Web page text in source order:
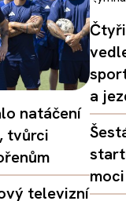
natáčení
tvůrci
televizní
a